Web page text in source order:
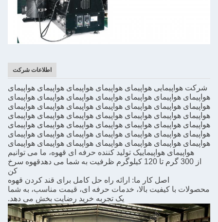
اطلاعات شرکت
شرکت هواپیمایی هواپیمای هواپیمای هواپیمای هواپیمای هواپیمای
هواپیمای هواپیمای هواپیمای هواپیمای هواپیمای هواپیمای هواپیمای
هواپیمای هواپیمای هواپیمای هواپیمای هواپیمای هواپیمای هواپیمای
هواپیمای هواپیمای هواپیمای هواپیمای هواپیمای هواپیمای هواپیمای
هواپیمای هواپیمای هواپیمای هواپیمای هواپیمای هواپیمای هواپیمای
هواپیمای هواپیمای هواپیمای هواپیمای هواپیمای هواپیمای هواپیمای
هواپیمای هواپیمای هواپیمای هواپیمای هواپیمای هواپیمای هواپیمای
هواپیمای هواپیماییک تولید کننده حرفه ای قهوه، ما می توانیم
از 300 گرم تا 120 کیلوگرم ظرفیت به شما می دهد
قهوه سرخ
کن
اصل کار ما: ارائه راه حل کامل برای قند کردن قهوه
محصولات با کیفیت بالا، خدمات حرفه ای، قیمت مناسب، به شما
یک تجربه خرید رضایت بخش می دهد.